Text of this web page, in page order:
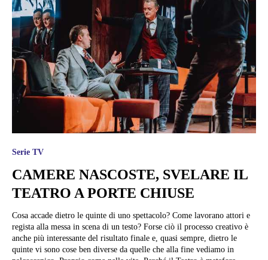
Serie TV
CAMERE NASCOSTE, SVELARE IL
TEATRO A PORTE CHIUSE
Cosa accade dietro le quinte di uno spettacolo? Come lavorano attori e
regista alla messa in scena di un testo? Forse ciò il processo creativo è
anche più interessante del risultato finale e, quasi sempre, dietro le
quinte vi sono cose ben diverse da quelle che alla fine vediamo in